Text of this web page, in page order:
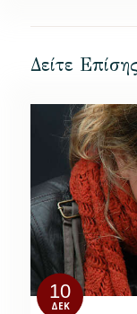
Δείτε Επίσης
10
ΔΕΚ